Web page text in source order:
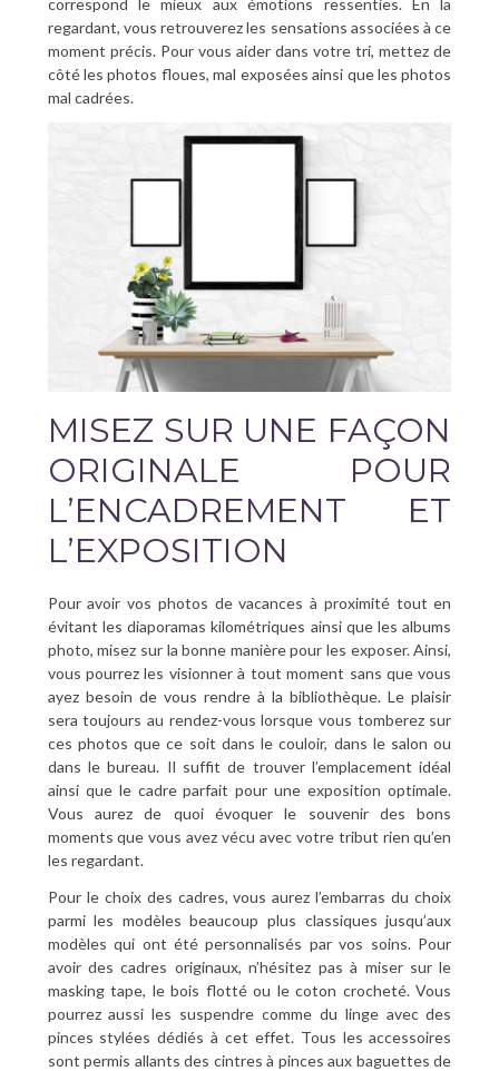
regardant, vous retrouverez les sensations associées à ce
moment précis. Pour vous aider dans votre tri, mettez de
côté les photos floues, mal exposées ainsi que les photos
mal cadrées.
MISEZ SUR UNE FAÇON
ORIGINALE POUR
L’ENCADREMENT ET
L’EXPOSITION
Pour avoir vos photos de vacances à proximité tout en
évitant les diaporamas kilométriques ainsi que les albums
photo, misez sur la bonne manière pour les exposer. Ainsi,
vous pourrez les visionner à tout moment sans que vous
ayez besoin de vous rendre à la bibliothèque. Le plaisir
sera toujours au rendez-vous lorsque vous tomberez sur
ces photos que ce soit dans le couloir, dans le salon ou
dans le bureau. Il suffit de trouver l’emplacement idéal
ainsi que le cadre parfait pour une exposition optimale.
Vous aurez de quoi évoquer le souvenir des bons
moments que vous avez vécu avec votre tribut rien qu’en
les regardant.
Pour le choix des cadres, vous aurez l’embarras du choix
parmi les modèles beaucoup plus classiques jusqu’aux
modèles qui ont été personnalisés par vos soins. Pour
avoir des cadres originaux, n’hésitez pas à miser sur le
masking tape, le bois flotté ou le coton crocheté. Vous
pourrez aussi les suspendre comme du linge avec des
pinces stylées dédiés à cet effet. Tous les accessoires
sont permis allants des cintres à pinces aux baguettes de